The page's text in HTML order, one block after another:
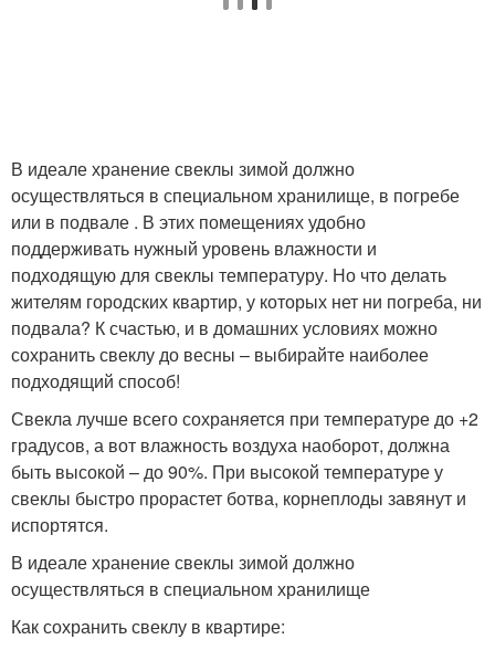
В идеале хранение свеклы зимой должно
осуществляться в специальном хранилище, в погребе
или в подвале . В этих помещениях удобно
поддерживать нужный уровень влажности и
подходящую для свеклы температуру. Но что делать
жителям городских квартир, у которых нет ни погреба, ни
подвала? К счастью, и в домашних условиях можно
сохранить свеклу до весны – выбирайте наиболее
подходящий способ!
Свекла лучше всего сохраняется при температуре до +2
градусов, а вот влажность воздуха наоборот, должна
быть высокой – до 90%. При высокой температуре у
свеклы быстро прорастет ботва, корнеплоды завянут и
испортятся.
В идеале хранение свеклы зимой должно
осуществляться в специальном хранилище
Как сохранить свеклу в квартире: